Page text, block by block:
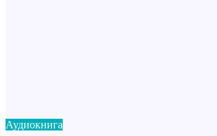
Аудиокнига